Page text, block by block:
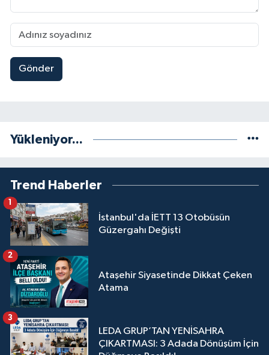
Gönder
Yükleniyor...
Trend Haberler
İstanbul'da İETT 13 Otobüsün
Güzergahı Değişti
1
Ataşehir Siyasetinde Dikkat Çeken
Atama
2
LEDA GRUP’TAN YENİSAHRA
ÇIKARTMASI: 3 Adada Dönüşüm İçin
3